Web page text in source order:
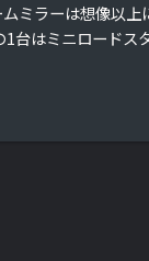
ミラーは想像以上
台はミニロードス